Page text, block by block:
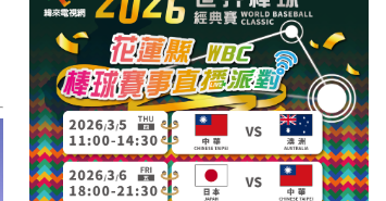
彰化縣
高雄市
國外報導
台東縣